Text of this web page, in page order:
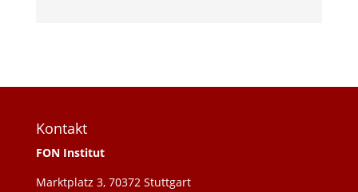
Kontakt
FON Institut
Marktplatz 3, 70372 Stuttgart